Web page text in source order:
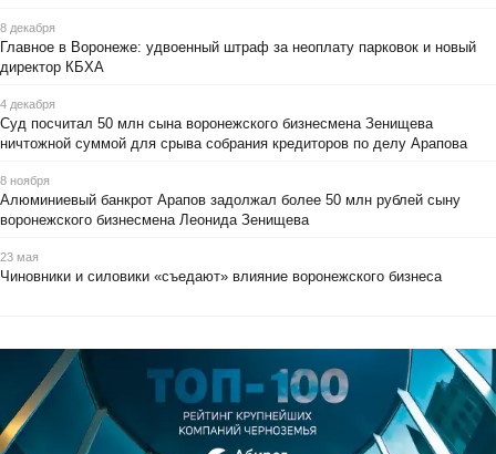
8 декабря
Главное в Воронеже: удвоенный штраф за неоплату парковок и новый
директор КБХА
4 декабря
Суд посчитал 50 млн сына воронежского бизнесмена Зенищева
ничтожной суммой для срыва собрания кредиторов по делу Арапова
8 ноября
Алюминиевый банкрот Арапов задолжал более 50 млн рублей сыну
воронежского бизнесмена Леонида Зенищева
23 мая
Чиновники и силовики «съедают» влияние воронежского бизнеса